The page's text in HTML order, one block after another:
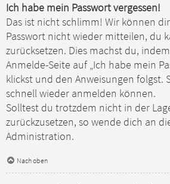
Ich habe mein Passwort vergessen!
Das ist nicht schlimm! Wir können
Passwort nicht wieder mitteilen, du
zurücksetzen. Dies machst du,
Anmelde-Seite auf „Ich habe mein
klickst und den Anweisungen folgst.
schnell wieder anmelden können.
Solltest du trotzdem nicht in der
zurückzusetzen, so wende dich an
Administration.
Nach oben